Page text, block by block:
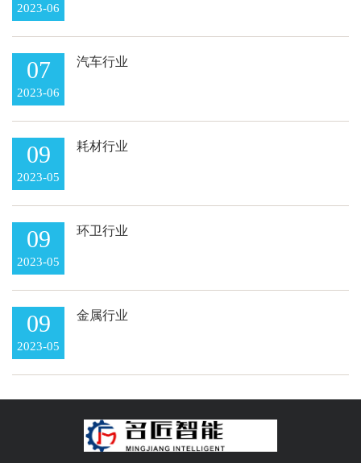
2023-06
07
2023-06
汽车行业
09
2023-05
耗材行业
09
2023-05
环卫行业
09
2023-05
金属行业